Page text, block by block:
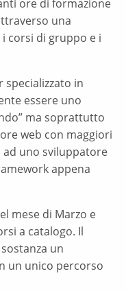
ore di formazione
una
corsi di gruppo e i
specializzato in
essere uno
ma soprattutto
web con maggiori
uno sviluppatore
appena
mese di Marzo e
a catalogo. Il
un
un unico percorso